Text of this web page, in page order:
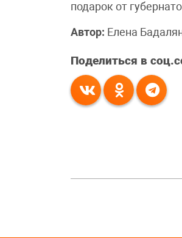
подарок от
Автор: Елена
Поделиться в